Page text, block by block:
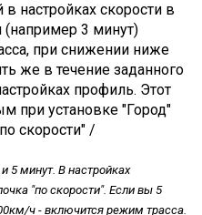
настройках скорости в
(например 3 минут)
при снижении ниже
же в течение заданного
профиль. Этот
при установке "Город"
скорости" /
5 минут. В настройках
"по скорости". Если вы 5
ч - включится режим трасса.